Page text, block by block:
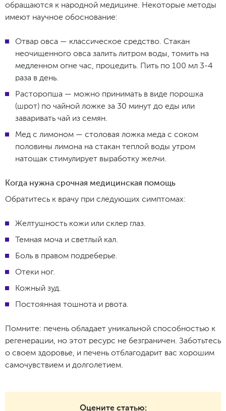
обращаются к народной медицине. Некоторые методы
имеют научное обоснование:
Отвар овса — классическое средство. Стакан
неочищенного овса залить литром воды, томить на
медленном огне час, процедить. Пить по 100 мл 3-4
раза в день.
Расторопша — можно принимать в виде порошка
(шрот) по чайной ложке за 30 минут до еды или
заваривать чай из семян.
Мед с лимоном — столовая ложка меда с соком
половины лимона на стакан теплой воды утром
натощак стимулирует выработку желчи.
Когда нужна срочная медицинская помощь
Обратитесь к врачу при следующих симптомах:
Желтушность кожи или склер глаз.
Темная моча и светлый кал.
Боль в правом подреберье.
Отеки ног.
Кожный зуд.
Постоянная тошнота и рвота.
Помните: печень обладает уникальной способностью к
регенерации, но этот ресурс не безграничен. Заботьтесь
о своем здоровье, и печень отблагодарит вас хорошим
самочувствием и долголетием.
Оцените статью: